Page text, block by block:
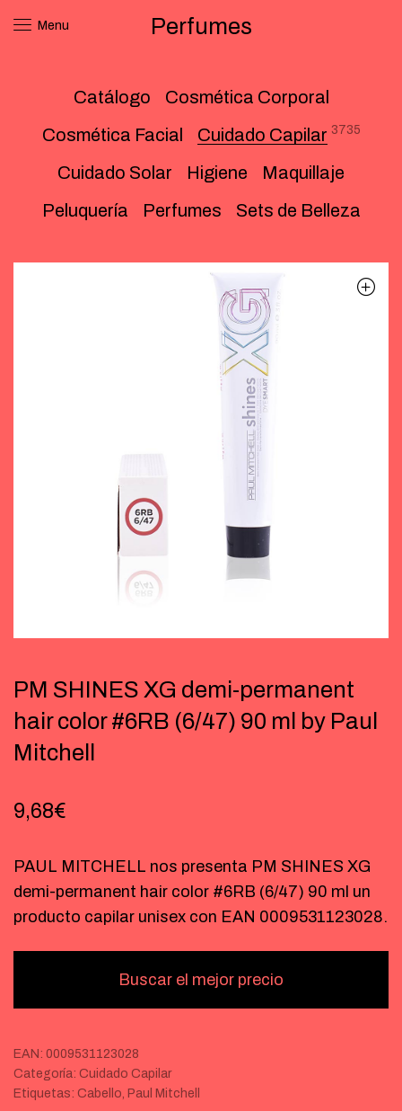
Menu Perfumes
Catálogo
Cosmética Corporal
Cosmética Facial
Cuidado Capilar 3735
Cuidado Solar Higiene
Maquillaje
Peluquería
Perfumes Sets de Belleza
PM SHINES XG demi-permanent
hair color #6RB (6/47) 90 ml by Paul
Mitchell
9,68€
PAUL MITCHELL nos presenta PM SHINES XG
demi-permanent hair color #6RB (6/47) 90 ml un
producto capilar unisex con EAN 0009531123028.
Buscar el mejor precio
EAN: 0009531123028
Categoría: Cuidado Capilar
Etiquetas: Cabello, Paul Mitchell